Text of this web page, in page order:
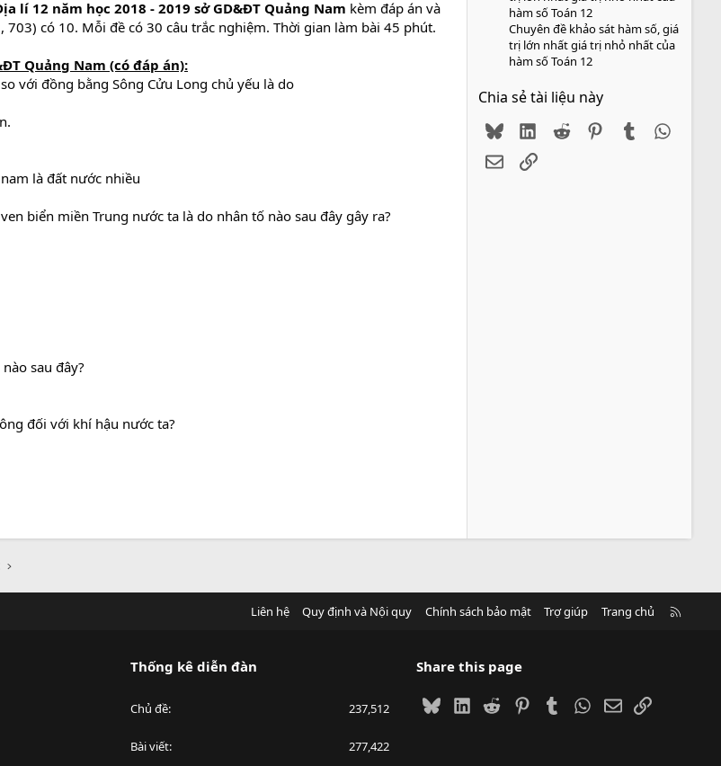
lí 12 năm học 2018 - 2019 sở GD&ĐT Quảng Nam kèm đáp án và
có 10. Mỗi đề có 30 câu trắc nghiệm. Thời gian làm bài 45 phút.
Quảng Nam (có đáp án):
với đồng bằng Sông Cửu Long chủ yếu là do
là đất nước nhiều
biển miền Trung nước ta là do nhân tố nào sau đây gây ra?
sau đây?
đối với khí hậu nước ta?
hàm số Toán 12
Chuyên đề khảo sát hàm số, giá
trị lớn nhất giá trị nhỏ nhất của
hàm số Toán 12
Chia sẻ tài liệu này
BlueskyLinkedIn
Reddit PinterestTumblr
EmailLink
Liên hệ Quy định và Nội quy Chính sách bảo mật Trợ giúp Trang chủ
Thống kê diễn đàn
Chủ đề 237,512
Bài viết 277,422
Share this page
BlueskyLinkedIn
Reddit PinterestTumblrWhatsApp
EmailLink